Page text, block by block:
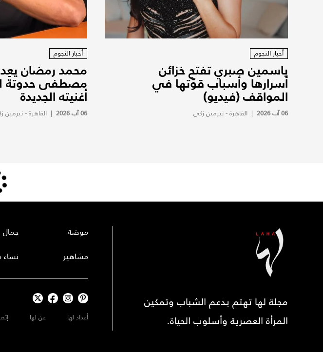
أخبار النجوم
ياسمين صبري تفتح خزائن
أسرارها وأسباب قوّتها في
المواقف (فيديو)
06 آب 2026 | القاهرة - نيرمين زكي
أخبار النجوم
محمد رمضان يعِد
مصطفى حدوتة
أغنيته الجديدة
06 آب 2026 | القاهرة - نيرمين
مجلة لها تهتم بدعم الشباب وتمكين
المرأة العصرية وأسلوب الحياة.
موضة
مشاهير
جمال
أعداد لها عن لها